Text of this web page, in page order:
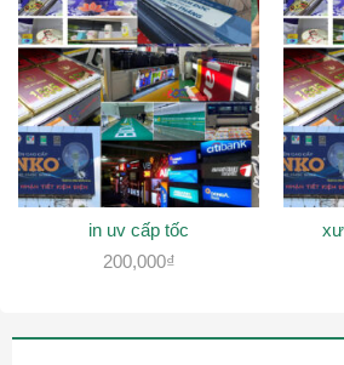
in uv cấp tốc
200,000₫